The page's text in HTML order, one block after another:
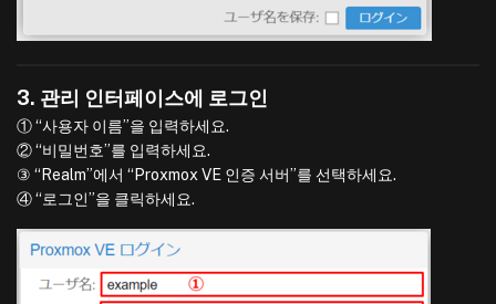
3. 관리 인터페이스에 로그인
① “사용자 이름”을 입력하세요.
② “비밀번호”를 입력하세요.
③ “Realm”에서 “Proxmox VE 인증 서버”를 선택하세요.
④ “로그인”을 클릭하세요.